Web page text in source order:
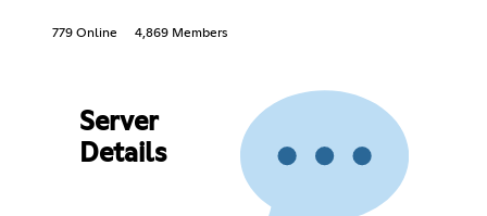
779 Online 4,869 Members
Server
Details